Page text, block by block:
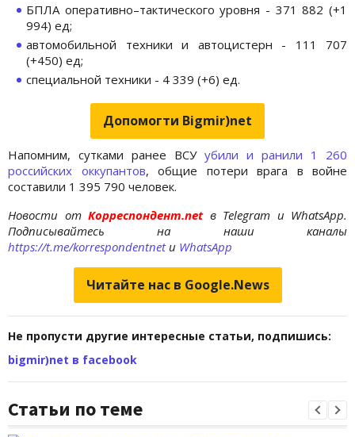
БПЛА оперативно–тактического уровня - 371 882 (+1
994) ед;
автомобильной техники и автоцистерн - 111 707
(+450) ед;
специальной техники - 4 339 (+6) ед.
Допомогти Bigmir)net
Напомним, сутками ранее ВСУ убили и ранили 1 260
российских оккупантов, общие потери врага в войне
составили 1 395 790 человек.
Новости отКорреспондент.net в Telegram и WhatsApp.
Подписывайтесь на наши каналы
https://t.me/korrespondentnetи WhatsApp
Читайте нас в Google.News
Не пропусти другие интересные статьи, подпишись:
bigmir)net в facebook
Статьи по теме